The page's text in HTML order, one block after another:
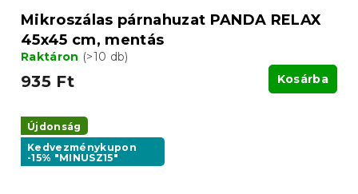
Mikroszálas párnahuzat PANDA RELAX
45x45 cm, mentás
Raktáron (>10 db)
935 Ft Kosárba
Újdonság
Kedvezménykupon
-15% "MINUSZ15"